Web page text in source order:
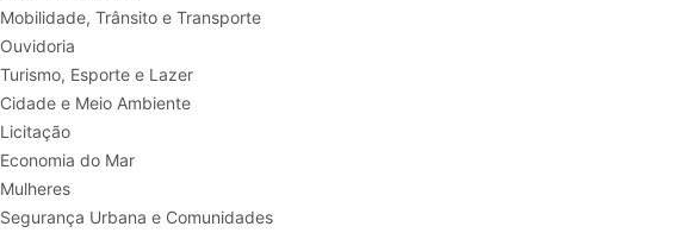
Mobilidade, Trânsito e Transporte
Ouvidoria
Turismo, Esporte e Lazer
Cidade e Meio Ambiente
Licitação
Economia do Mar
Mulheres
Segurança Urbana e Comunidades